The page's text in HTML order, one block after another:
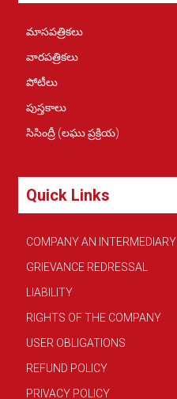
మాసపత్రికలు
వారపత్రికలు
పోటీలు
పుస్తకాలు
సిసింద్రీ (లఘు ప్రక్రియ)
Quick Links
COMPANY AN INTERMEDIARY
GRIEVANCE REDRESSAL
LIABILITY
RIGHTS OF THE COMPANY
USER OBLIGATIONS
REFUND POLICY
PRIVACY POLICY